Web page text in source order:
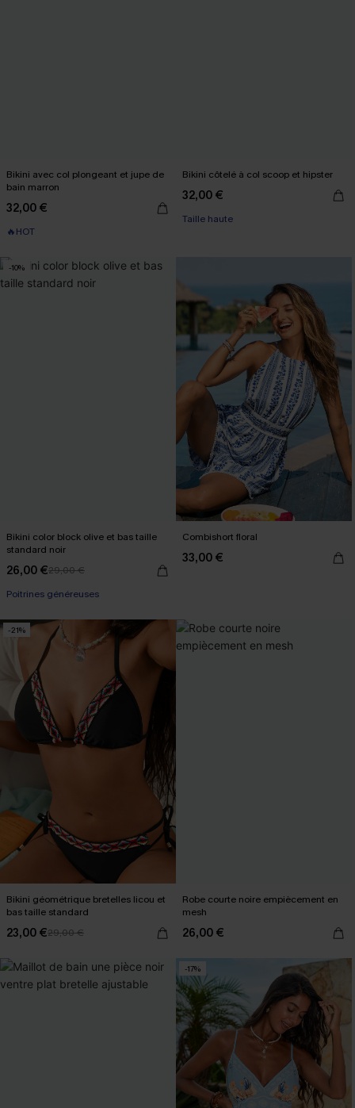
Bikini avec col plongeant et jupe de
bain marron
32,00 €
🔥HOT
Bikini côtelé à col scoop et hipster
32,00 €
Taille haute
-10%
Bikini color block olive et bas taille
standard noir
26,00 €29,00 €
Poitrines généreuses
Combishort floral
33,00 €
-21%
Bikini géométrique bretelles licou et
bas taille standard
23,00 €29,00 €
Robe courte noire empiècement en
mesh
26,00 €
-17%